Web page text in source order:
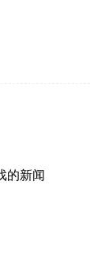
的新闻